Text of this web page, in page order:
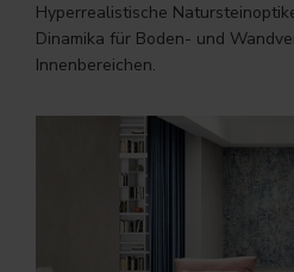
Hyperrealistische
Dinamika für Boden- und
Innenbereichen.